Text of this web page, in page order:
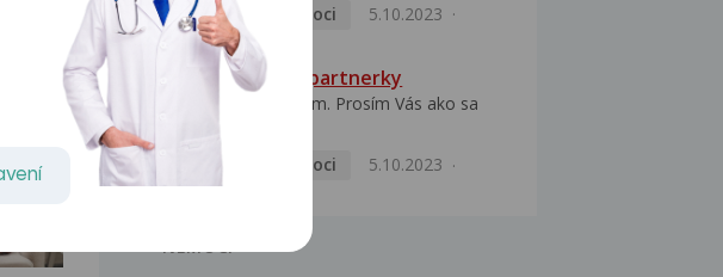
Pohlavní nemoci
5.10.2023
HPV typ 52 u partnerky
Dobrý deň prajem. Prosím Vás ako sa
Pohlavní nemoci
5.10.2023
NEMOCI